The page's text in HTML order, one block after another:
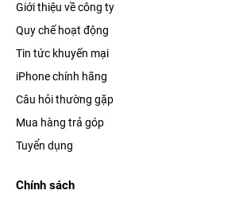
Giới thiệu về công ty
Quy chế hoạt động
Tin tức khuyến mại
iPhone chính hãng
Câu hỏi thường gặp
Mua hàng trả góp
Tuyển dụng
Chính sách